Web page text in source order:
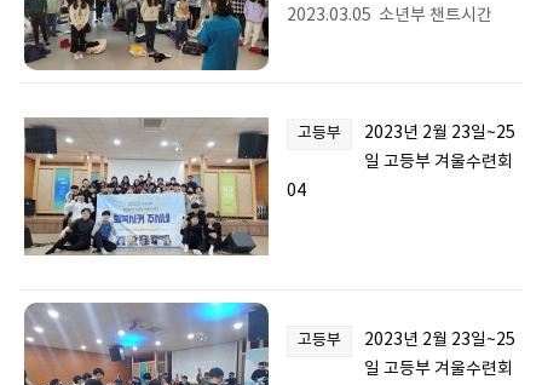
2023.03.05 소년부 챈트시간
고등부
2023년 2월 23일~25
일 고등부 겨울수련회
04
고등부
2023년 2월 23일~25
일 고등부 겨울수련회